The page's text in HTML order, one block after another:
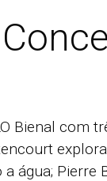
Bienal com
água; Pierre